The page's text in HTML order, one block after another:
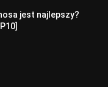
jest najlepszy?